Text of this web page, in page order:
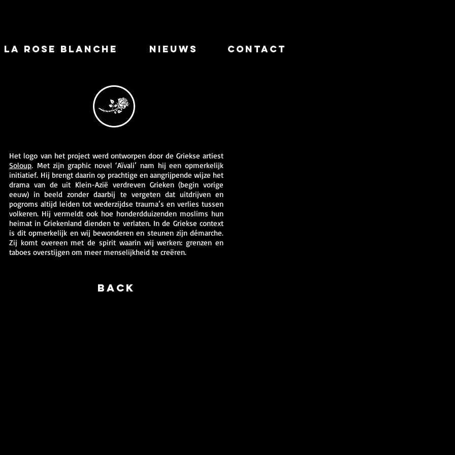
la rose blanche nieuws contact
Het logo van het project werd ontworpen door de Griekse artiest
Soloup. Met zijn graphic novel ‘Aïvali’ nam hij een opmerkelijk
initiatief. Hij brengt daarin op prachtige en aangrijpende wijze het
drama van de uit Klein-Azië verdreven Grieken (begin vorige
eeuw) in beeld zonder daarbij te vergeten dat uitdrijven en
pogroms altijd leiden tot wederzijdse trauma’s en verlies tussen
volkeren. Hij vermeldt ook hoe honderdduizenden moslims hun
heimat in Griekenland dienden te verlaten. In de Griekse context
is dit opmerkelijk en wij bewonderen en steunen zijn démarche.
Zij komt overeen met de spirit waarin wij werken: grenzen en
taboes overstijgen om meer menselijkheid te creëren.
BACK